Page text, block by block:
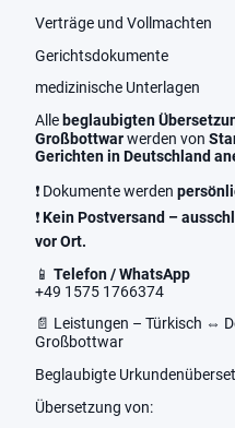
Verträge und Vollmachten
Gerichtsdokumente
medizinische Unterlagen
Alle beglaubigten
Großbottwarwerden von
Gerichten in Deutschland
❗ Dokumente werden
❗Kein Postversand –
vor Ort.
📱 Telefon / WhatsApp
+49 1575 1766374
📄 Leistungen – Türkisch ⇔
Großbottwar
Beglaubigte
Übersetzung von: